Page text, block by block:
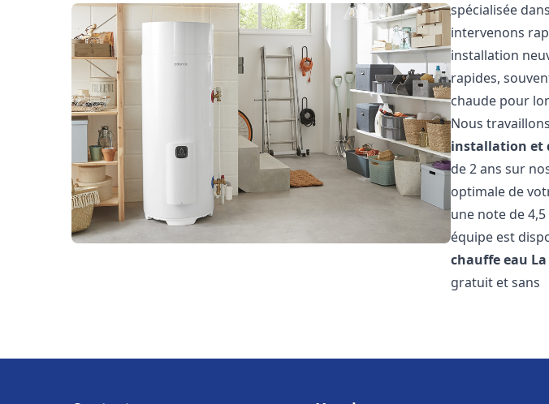
spécialisée
intervenons
installation
rapides,
chaude pour
Nous
installation et
de 2 ans sur
optimale de
une note de
équipe est
chauffe eau
gratuit et sans